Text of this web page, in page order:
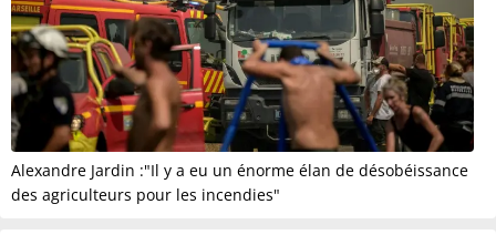
Alexandre Jardin :"Il y a eu un énorme élan de désobéissance
des agriculteurs pour les incendies"